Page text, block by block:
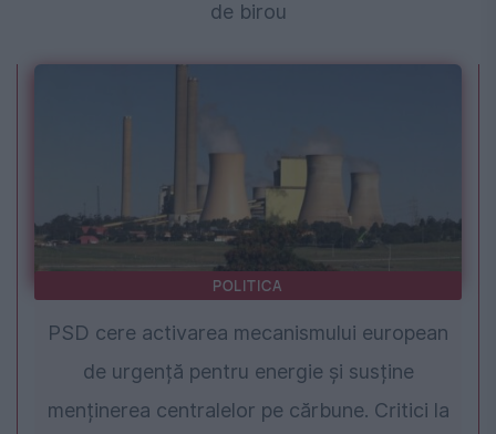
de birou
POLITICA
PSD cere activarea mecanismului european
de urgență pentru energie și susține
menținerea centralelor pe cărbune. Critici la